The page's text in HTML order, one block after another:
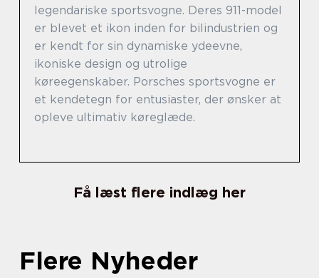
legendariske sportsvogne. Deres 911-model
er blevet et ikon inden for bilindustrien og
er kendt for sin dynamiske ydeevne,
ikoniske design og utrolige
køreegenskaber. Porsches sportsvogne er
et kendetegn for entusiaster, der ønsker at
opleve ultimativ køreglæde.
Få læst flere indlæg her
Flere Nyheder